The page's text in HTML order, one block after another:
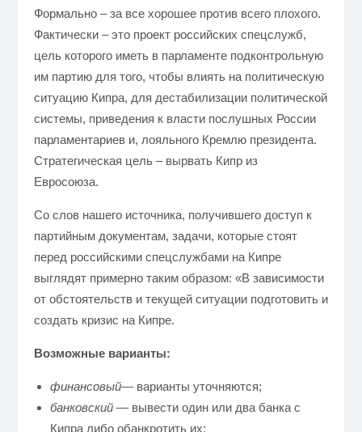
Формально – за все хорошее против всего плохого.
Фактически – это проект российских спецслужб,
цель которого иметь в парламенте подконтрольную
им партию для того, чтобы влиять на политическую
ситуацию Кипра, для дестабилизации политической
системы, приведения к власти послушных России
парламентариев и, лояльного Кремлю президента.
Стратегическая цель – вырвать Кипр из
Евросоюза.
Со слов нашего источника, получившего доступ к
партийным документам, задачи, которые стоят
перед российскими спецслужбами на Кипре
выглядят примерно таким образом: «В зависимости
от обстоятельств и текущей ситуации подготовить и
создать кризис на Кипре.
Возможные варианты:
финансовый— варианты уточняются;
банковский— вывести один или два банка с
Кипра либо обанкротить их;